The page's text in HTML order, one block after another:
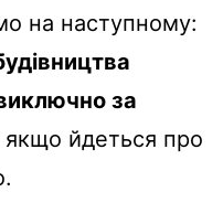
на наступному:
за
йдеться про